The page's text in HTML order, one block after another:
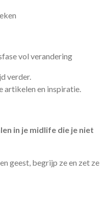
vol verandering
verder.
artikelen en inspiratie.
in je midlife die je niet
geest, begrijp ze en zet ze